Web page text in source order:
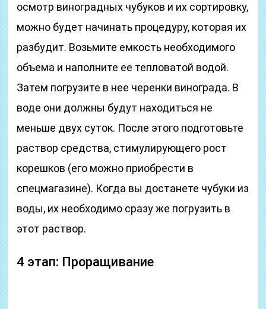
осмотр виноградных чубуков и их сортировку,
можно будет начинать процедуру, которая их
разбудит. Возьмите емкость необходимого
объема и наполните ее тепловатой водой.
Затем погрузите в нее черенки винограда. В
воде они должны будут находиться не
меньше двух суток. После этого подготовьте
раствор средства, стимулирующего рост
корешков (его можно приобрести в
спецмагазине). Когда вы достанете чубуки из
воды, их необходимо сразу же погрузить в
этот раствор.
4 этап: Проращивание